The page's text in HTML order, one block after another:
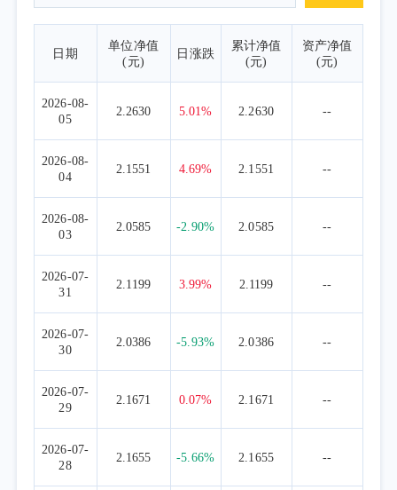
日期
单位净值
(元)
日涨跌
累计净值
(元)
资产净值
(元)
2026-08-
05
2.2630 5.01% 2.2630 --
2026-08-
04
2.1551 4.69% 2.1551 --
2026-08-
03
2.0585 -2.90% 2.0585 --
2026-07-
31
2.1199 3.99% 2.1199 --
2026-07-
30
2.0386 -5.93% 2.0386 --
2026-07-
29
2.1671 0.07% 2.1671 --
2026-07-
28
2.1655 -5.66% 2.1655 --